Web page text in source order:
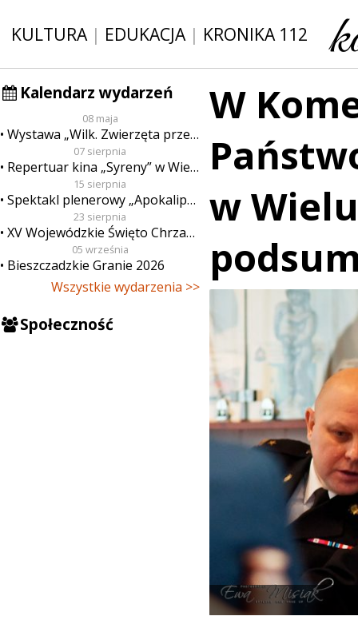
KULTURA| EDUKACJA| KRONIKA 112
Kalendarz wydarzeń
08 maja
Wystawa „Wilk. Zwierzęta przeklęte”
07 sierpnia
Repertuar kina „Syreny” w Wieluniu w dn. od 7 do 13 sierpnia
15 sierpnia
Spektakl plenerowy „Apokalipsa”
23 sierpnia
XV Wojewódzkie Święto Chrzanu
05 września
Bieszczadzkie Granie 2026
Wszystkie wydarzenia >>
Społeczność
W
w